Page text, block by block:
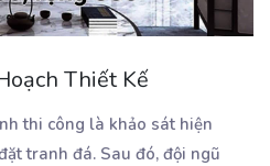
Thiết Kế
thi công là khảo sát hiện
tranh đá. Sau đó, đội ngũ